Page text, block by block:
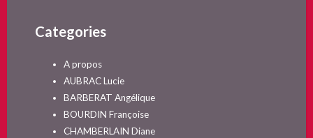
Categories
A propos
AUBRAC Lucie
BARBERAT Angélique
BOURDIN Françoise
CHAMBERLAIN Diane